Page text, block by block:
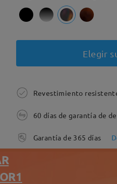
Elegir
Revestimiento
60 días de garantía de
Garantía de 365 días